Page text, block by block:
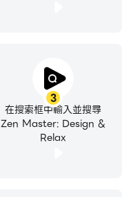
3
在搜索框中輸入並搜尋
Zen Master: Design &
Relax